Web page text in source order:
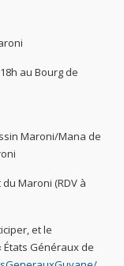
au Bourg de
Maroni/Mana de
Maroni (RDV à
et le
États Généraux de